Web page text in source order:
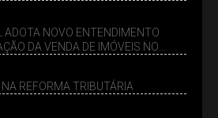
ADOTA NOVO ENTENDIMENTO
DA VENDA DE IMÓVEIS NO
REFORMA TRIBUTÁRIA